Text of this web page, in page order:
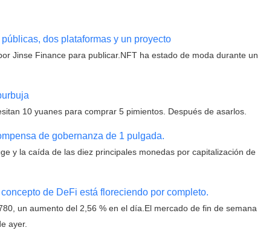
dos plataformas y un proyecto
Jinse Finance para publicar.NFT ha estado de moda durante un
10 yuanes para comprar 5 pimientos. Después de asarlos.
de gobernanza de 1 pulgada.
y la caída de las diez principales monedas por capitalización de
de DeFi está floreciendo por completo.
un aumento del 2,56 % en el día.El mercado de fin de semana
ayer.